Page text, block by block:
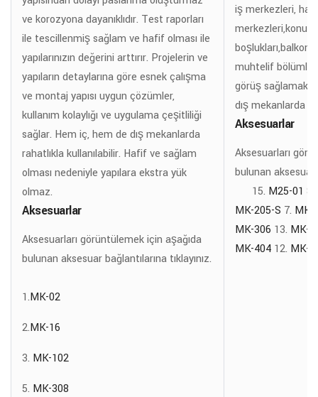
ve korozyona dayanıklıdır. Test raporları
ile tescillenmiş sağlam ve hafif olması ile
yapılarınızın değerini arttırır. Projelerin ve
yapıların detaylarına göre esnek çalışma
ve montaj yapısı uygun çözümler,
kullanım kolaylığı ve uygulama çeşitliliği
sağlar. Hem iç, hem de dış mekanlarda
rahatlıkla kullanılabilir. Hafif ve sağlam
olması nedeniyle yapılara ekstra yük
olmaz.
Aksesuarlar
Aksesuarları görüntülemek için aşağıda
bulunan aksesuar bağlantılarına tıklayınız.
1.MK-02
2.MK-16
3. MK-102
5. MK-308
iş merkezleri,
merkezleri,konut
muhtelif
görüş sağlamak
dış mekanlarda
Aksesuarlar
Aksesuarları
bulunan aksesuar
15. M25-01 8.
MK-205-S 7. MK-
MK-306 13. MK-
MK-404 12. MK-